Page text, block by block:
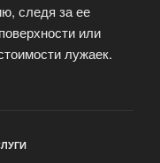
следя за ее
или
лужаек.